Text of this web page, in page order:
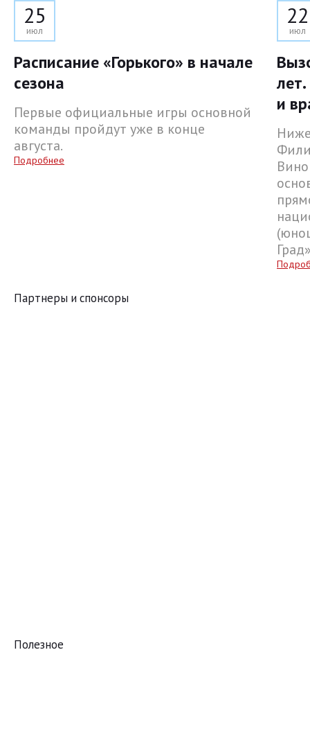
25
июл
Расписание «Горького» в начале
сезона
Первые официальные игры основной
команды пройдут уже в конце
августа.
Подробнее
22
июл
и
Партнеры и спонсоры
Полезное